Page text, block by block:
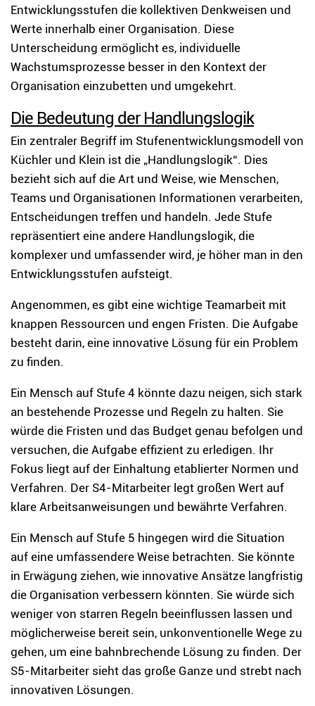
Entwicklungsstufen die kollektiven Denkweisen und
Werte innerhalb einer Organisation. Diese
Unterscheidung ermöglicht es, individuelle
Wachstumsprozesse besser in den Kontext der
Organisation einzubetten und umgekehrt.
Die Bedeutung der Handlungslogik
Ein zentraler Begriff im Stufenentwicklungsmodell von
Küchler und Klein ist die „Handlungslogik“. Dies
bezieht sich auf die Art und Weise, wie Menschen,
Teams und Organisationen Informationen verarbeiten,
Entscheidungen treffen und handeln. Jede Stufe
repräsentiert eine andere Handlungslogik, die
komplexer und umfassender wird, je höher man in den
Entwicklungsstufen aufsteigt.
Angenommen, es gibt eine wichtige Teamarbeit mit
knappen Ressourcen und engen Fristen. Die Aufgabe
besteht darin, eine innovative Lösung für ein Problem
zu finden.
Ein Mensch auf Stufe 4 könnte dazu neigen, sich stark
an bestehende Prozesse und Regeln zu halten. Sie
würde die Fristen und das Budget genau befolgen und
versuchen, die Aufgabe effizient zu erledigen. Ihr
Fokus liegt auf der Einhaltung etablierter Normen und
Verfahren. Der S4-Mitarbeiter legt großen Wert auf
klare Arbeitsanweisungen und bewährte Verfahren.
Ein Mensch auf Stufe 5 hingegen wird die Situation
auf eine umfassendere Weise betrachten. Sie könnte
in Erwägung ziehen, wie innovative Ansätze langfristig
die Organisation verbessern könnten. Sie würde sich
weniger von starren Regeln beeinflussen lassen und
möglicherweise bereit sein, unkonventionelle Wege zu
gehen, um eine bahnbrechende Lösung zu finden. Der
S5-Mitarbeiter sieht das große Ganze und strebt nach
innovativen Lösungen.